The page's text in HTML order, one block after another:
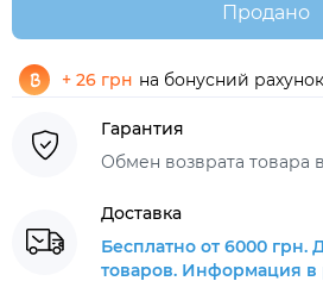
Продано
+ 26 грн на бонусний рахунок
Гарантия
Обмен возврата товара
Доставка
Бесплатно от 6000 грн.
товаров. Информация в